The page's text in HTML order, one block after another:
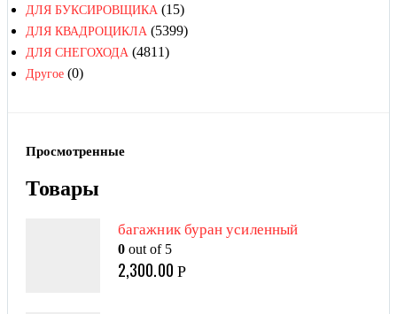
ДЛЯ БУКСИРОВЩИКА (15)
ДЛЯ КВАДРОЦИКЛА (5399)
ДЛЯ СНЕГОХОДА (4811)
Другое (0)
Просмотренные
Товары
багажник буран усиленный
0 out of 5
2,300.00 Р